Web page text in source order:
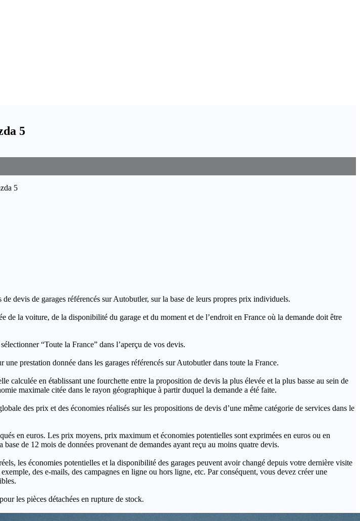
5
5
devis de garages référencés sur Autobutler, sur la base de leurs propres prix individuels.
la voiture, de la disponibilité du garage et du moment et de l’endroit en France où la demande doit être
“Toute la France” dans l’aperçu de vos devis.
prestation donnée dans les garages référencés sur Autobutler dans toute la France.
en établissant une fourchette entre la proposition de devis la plus élevée et la plus basse au sein de
maximale citée dans le rayon géographique à partir duquel la demande a été faite.
des prix et des économies réalisés sur les propositions de devis d’une même catégorie de services dans le
en euros. Les prix moyens, prix maximum et économies potentielles sont exprimées en euros ou en
de 12 mois de données provenant de demandes ayant reçu au moins quatre devis.
les économies potentielles et la disponibilité des garages peuvent avoir changé depuis votre dernière visite
des e-mails, des campagnes en ligne ou hors ligne, etc. Par conséquent, vous devez créer une
les pièces détachées en rupture de stock.